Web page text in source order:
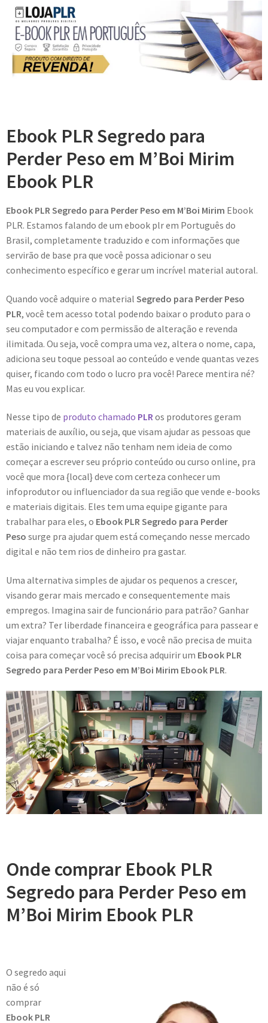
Ebook PLR Segredo para
Perder Peso em M’Boi Mirim
Ebook PLR
Ebook PLR Segredo para Perder Peso em M’Boi Mirim Ebook
PLR. Estamos falando de um ebook plr em Português do
Brasil, completamente traduzido e com informações que
servirão de base pra que você possa adicionar o seu
conhecimento específico e gerar um incrível material autoral.
Quando você adquire o material Segredo para Perder Peso
PLR, você tem acesso total podendo baixar o produto para o
seu computador e com permissão de alteração e revenda
ilimitada. Ou seja, você compra uma vez, altera o nome, capa,
adiciona seu toque pessoal ao conteúdo e vende quantas vezes
quiser, ficando com todo o lucro pra você! Parece mentira né?
Mas eu vou explicar.
Nesse tipo de produto chamado PLRos produtores geram
materiais de auxílio, ou seja, que visam ajudar as pessoas que
estão iniciando e talvez não tenham nem ideia de como
começar a escrever seu próprio conteúdo ou curso online, pra
você que mora {local} deve com certeza conhecer um
infoprodutor ou influenciador da sua região que vende e-books
e materiais digitais. Eles tem uma equipe gigante para
trabalhar para eles, o Ebook PLR Segredo para Perder
Peso surge pra ajudar quem está começando nesse mercado
digital e não tem rios de dinheiro pra gastar.
Uma alternativa simples de ajudar os pequenos a crescer,
visando gerar mais mercado e consequentemente mais
empregos. Imagina sair de funcionário para patrão? Ganhar
um extra? Ter liberdade financeira e geográfica para passear e
viajar enquanto trabalha? É isso, e você não precisa de muita
coisa para começar você só precisa adquirir um Ebook PLR
Segredo para Perder Peso em M’Boi Mirim Ebook PLR.
Onde comprar Ebook PLR
Segredo para Perder Peso em
M’Boi Mirim Ebook PLR
O segredo aqui
não é só
comprar
Ebook PLR